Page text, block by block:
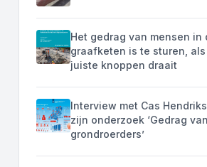
Het gedrag van mensen in
graafketen is te sturen,
juiste knoppen draait
Interview met Cas
zijn onderzoek ‘Gedrag van
grondroerders’